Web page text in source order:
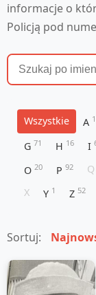
informacje o
Policją pod
Wszystkie A
G 71 H 16 I
O 20 P 92 Q
X Y 1 Z 52
Sortuj: